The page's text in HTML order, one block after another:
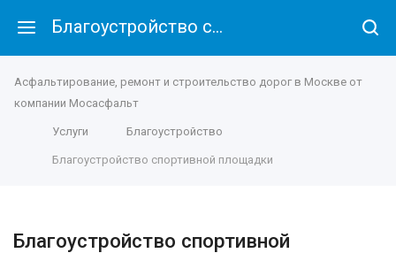
Благоустройство спортивной площадки
Асфальтирование, ремонт и строительство дорог в Москве от
компании Мосасфальт
Услуги Благоустройство
Благоустройство спортивной площадки
Благоустройство спортивной